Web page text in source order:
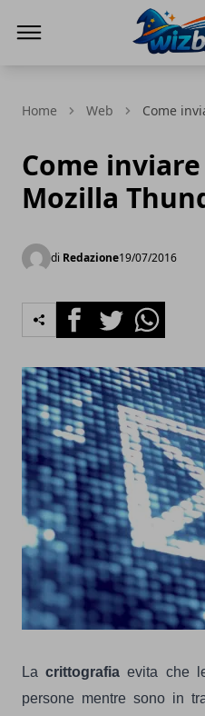
Home Web Come
Come
Mozilla
di Redazione19/07/2016
FacebookTwitterWhatsapp
La crittografia evita che
persone mentre sono in